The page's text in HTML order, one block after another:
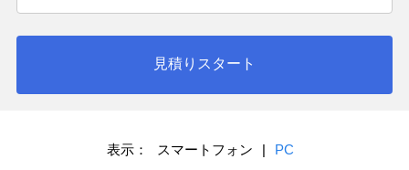
見積りスタート
表示： スマートフォン | PC